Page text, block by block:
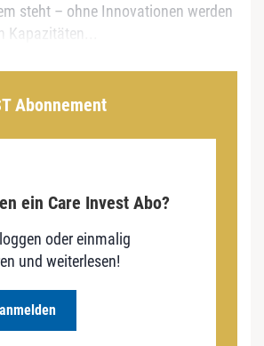
steht – ohne Innovationen werden
Kapazitäten...
Abonnement
ein Care Invest Abo?
oder einmalig
und weiterlesen!